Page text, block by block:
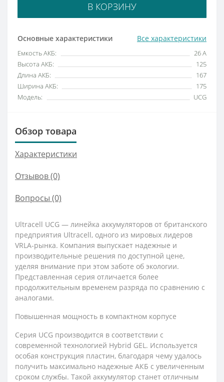
Основные характеристики Все характеристики
Емкость АКБ:
26 А
Высота АКБ:
125
Длина АКБ:
167
Ширина АКБ:
175
Модель:
UCG
В КОРЗИНУ
Обзор товара
Характеристики
Отзывов (0)
Вопросы (0)
Ultracell UCG — линейка аккумуляторов от британского
предприятия Ultracell, одного из мировых лидеров
VRLA-рынка. Компания выпускает надежные и
производительные решения по доступной цене,
уделяя внимание при этом заботе об экологии.
Представленная серия отличается более
продолжительным временем разряда по сравнению с
аналогами.
Повышенная мощность в компактном корпусе
Серия UCG производится в соответствии с
современной технологией Hybrid GEL. Используется
особая конструкция пластин, благодаря чему удалось
получить максимально надежные АКБ с увеличенным
сроком службы. Такой аккумулятор станет отличным